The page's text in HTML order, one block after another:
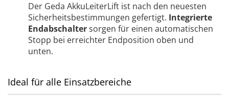
Der Geda AkkuLeiterLift ist nach den neuesten
Sicherheitsbestimmungen gefertigt. Integrierte
Endabschaltersorgen für einen automatischen
Stopp bei erreichter Endposition oben und
unten.
Ideal für alle Einsatzbereiche